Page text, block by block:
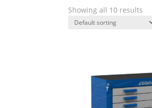
Showing all 10 results